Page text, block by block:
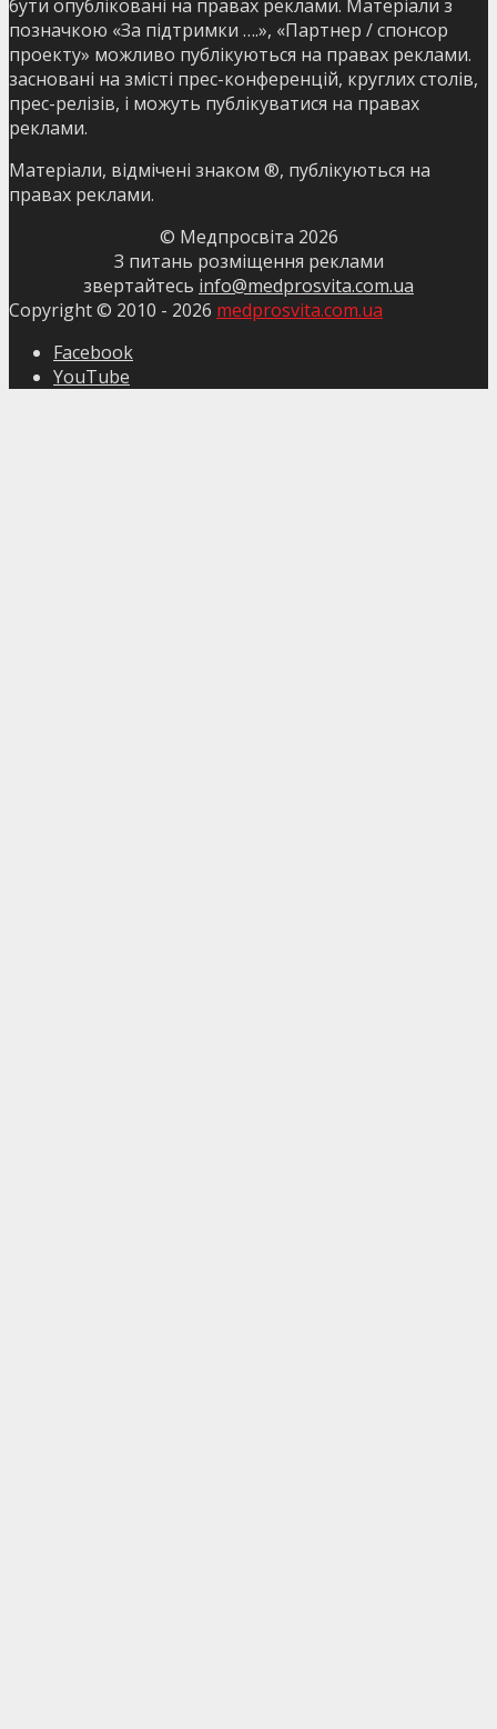
бути опубліковані на правах реклами. Матеріали з
позначкою «За підтримки ….», «Партнер / спонсор
проекту» можливо публікуються на правах реклами.
засновані на змісті прес-конференцій, круглих столів,
прес-релізів, і можуть публікуватися на правах
реклами.
Матеріали, відмічені знаком ®, публікуються на
правах реклами.
© Медпросвіта 2026
З питань розміщення реклами
звертайтесь info@medprosvita.com.ua
Copyright © 2010 - 2026 medprosvita.com.ua
Facebook
YouTube